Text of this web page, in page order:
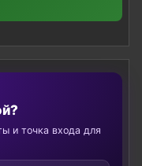
и точка входа для